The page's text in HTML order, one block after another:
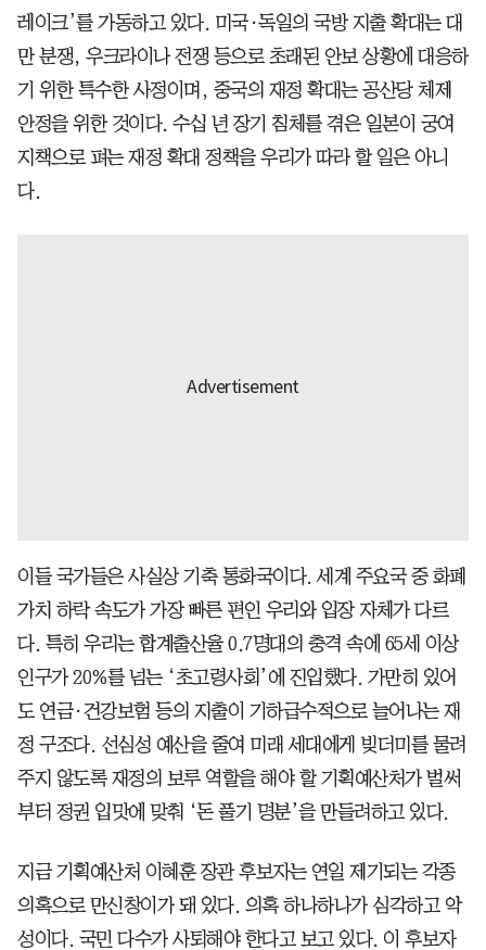
레이크’를 가동하고 있다. 미국·독일의 국방 지출 확대는 대
만 분쟁, 우크라이나 전쟁 등으로 초래된 안보 상황에 대응하
기 위한 특수한 사정이며, 중국의 재정 확대는 공산당 체제
안정을 위한 것이다. 수십 년 장기 침체를 겪은 일본이 궁여
지책으로 펴는 재정 확대 정책을 우리가 따라 할 일은 아니
다.
이들 국가들은 사실상 기축 통화국이다. 세계 주요국 중 화폐
가치 하락 속도가 가장 빠른 편인 우리와 입장 자체가 다르
다. 특히 우리는 합계출산율 0.7명대의 충격 속에 65세 이상
인구가 20%를 넘는 ‘초고령사회’에 진입했다. 가만히 있어
도 연금·건강보험 등의 지출이 기하급수적으로 늘어나는 재
정 구조다. 선심성 예산을 줄여 미래 세대에게 빚더미를 물려
주지 않도록 재정의 보루 역할을 해야 할 기획예산처가 벌써
부터 정권 입맛에 맞춰 ‘돈 풀기 명분’을 만들려하고 있다.
지금 기획예산처 이혜훈 장관 후보자는 연일 제기되는 각종
의혹으로 만신창이가 돼 있다. 의혹 하나하나가 심각하고 악
성이다. 국민 다수가 사퇴해야 한다고 보고 있다. 이 후보자